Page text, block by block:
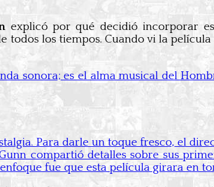
explicó por qué decidió incorporar
todos los tiempos. Cuando vi la
sonora; es el alma musical del
Para darle un toque fresco, el
compartió detalles sobre sus
fue que esta película girara en